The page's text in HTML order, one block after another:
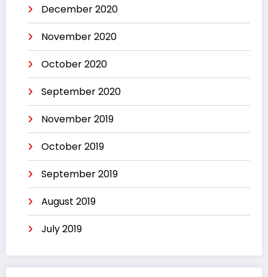
December 2020
November 2020
October 2020
September 2020
November 2019
October 2019
September 2019
August 2019
July 2019